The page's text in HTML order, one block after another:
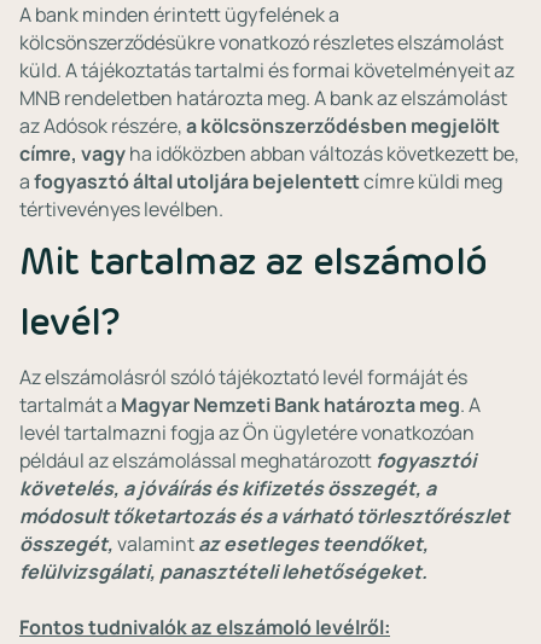
A bank minden érintett ügyfelének a
kölcsönszerződésükre vonatkozó részletes elszámolást
küld. A tájékoztatás tartalmi és formai követelményeit az
MNB rendeletben határozta meg. A bank az elszámolást
az Adósok részére,a kölcsönszerződésben megjelölt
címre, vagyha időközben abban változás következett be,
afogyasztó által utoljára bejelentettcímre küldi meg
tértivevényes levélben.
Mit tartalmaz az elszámoló
levél?
Az elszámolásról szóló tájékoztató levél formáját és
tartalmát a Magyar Nemzeti Bank határozta meg. A
levél tartalmazni fogja az Ön ügyletére vonatkozóan
például az elszámolással meghatározott fogyasztói
követelés, a jóváírás és kifizetés összegét, a
módosult tőketartozás és a várható törlesztőrészlet
összegét,valamintaz esetleges teendőket,
felülvizsgálati, panasztételi lehetőségeket.
Fontos tudnivalók az elszámoló levélről: